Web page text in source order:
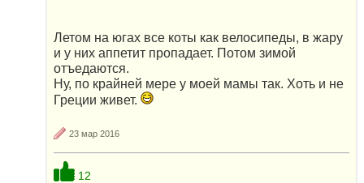
Летом на югах все коты как велосипеды, в жару
и у них аппетит пропадает. Потом зимой
отъедаются.
Ну, по крайней мере у моей мамы так. Хоть и не
Греции живет.
23 мар 2016
12